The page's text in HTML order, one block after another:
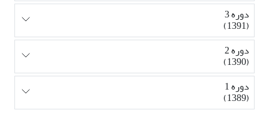
دوره 3
(1391)
دوره 2
(1390)
دوره 1
(1389)